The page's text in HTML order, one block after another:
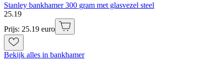
Stanley bankhamer 300 gram met glasvezel steel
25.19
Prijs: 25.19 euro
Bekijk alles in bankhamer